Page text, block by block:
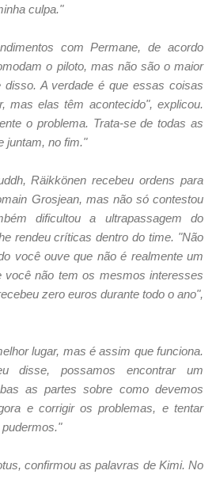
culpa."
com Permane, de acordo
o piloto, mas não são o maior
disso. A verdade é que essas coisas
mas elas têm acontecido", explicou.
o problema. Trata-se de todas as
juntam, no fim."
Räikkönen recebeu ordens para
Grosjean, mas não só contestou
dificultou a ultrapassagem do
rendeu críticas dentro do time. "Não
você ouve que não é realmente um
você não tem os mesmos interesses
zero euros durante todo o ano",
lugar, mas é assim que funciona.
disse, possamos encontrar um
as partes sobre como devemos
e corrigir os problemas, e tentar
confirmou as palavras de Kimi. No